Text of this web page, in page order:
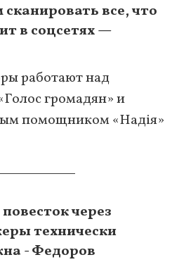
все, что
в соцсетях —
работают над
громадян» и
помощником «Надія»
через
технически
- Федоров